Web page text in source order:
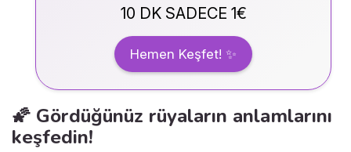
10 DK SADECE 1€
Hemen Keşfet! ✨
🌠 Gördüğünüz rüyaların anlamlarını
keşfedin!